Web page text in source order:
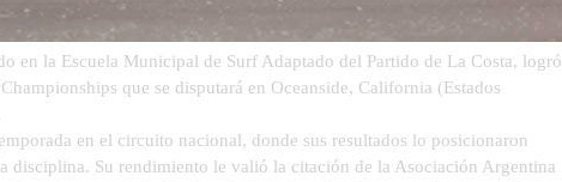
en la Escuela Municipal de Surf Adaptado del Partido de La Costa, logró
que se disputará en Oceanside, California (Estados
en el circuito nacional, donde sus resultados lo posicionaron
disciplina. Su rendimiento le valió la citación de la Asociación Argentina